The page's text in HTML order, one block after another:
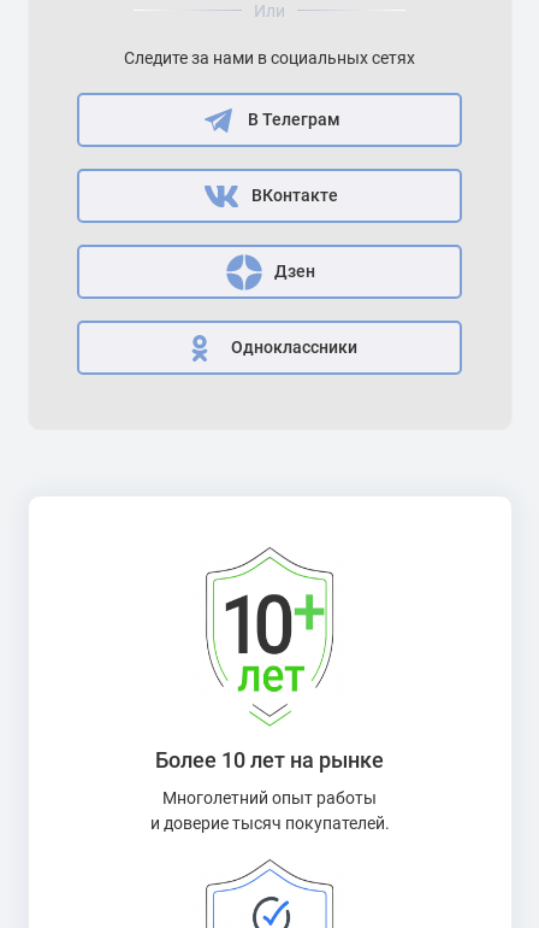
Или
Следите за нами в социальных сетях
В Телеграм
ВКонтакте
Дзен
Одноклассники
Более 10 лет на рынке
Многолетний опыт работы
и доверие тысяч покупателей.